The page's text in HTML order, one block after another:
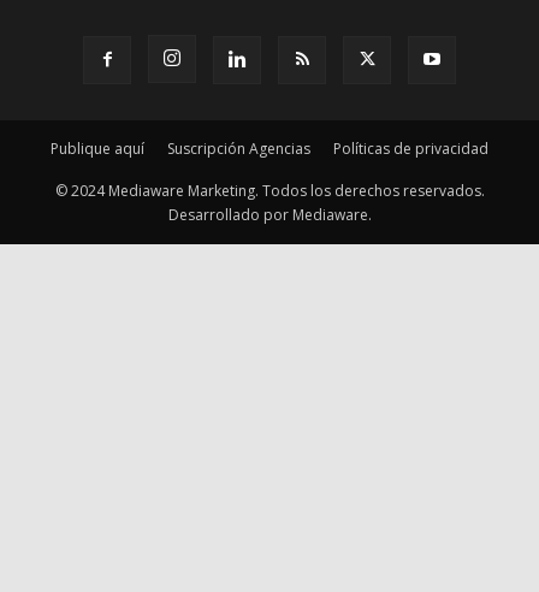
Publique aquí Suscripción Agencias Políticas de privacidad
© 2024 Mediaware Marketing. Todos los derechos reservados.
Desarrollado por Mediaware.